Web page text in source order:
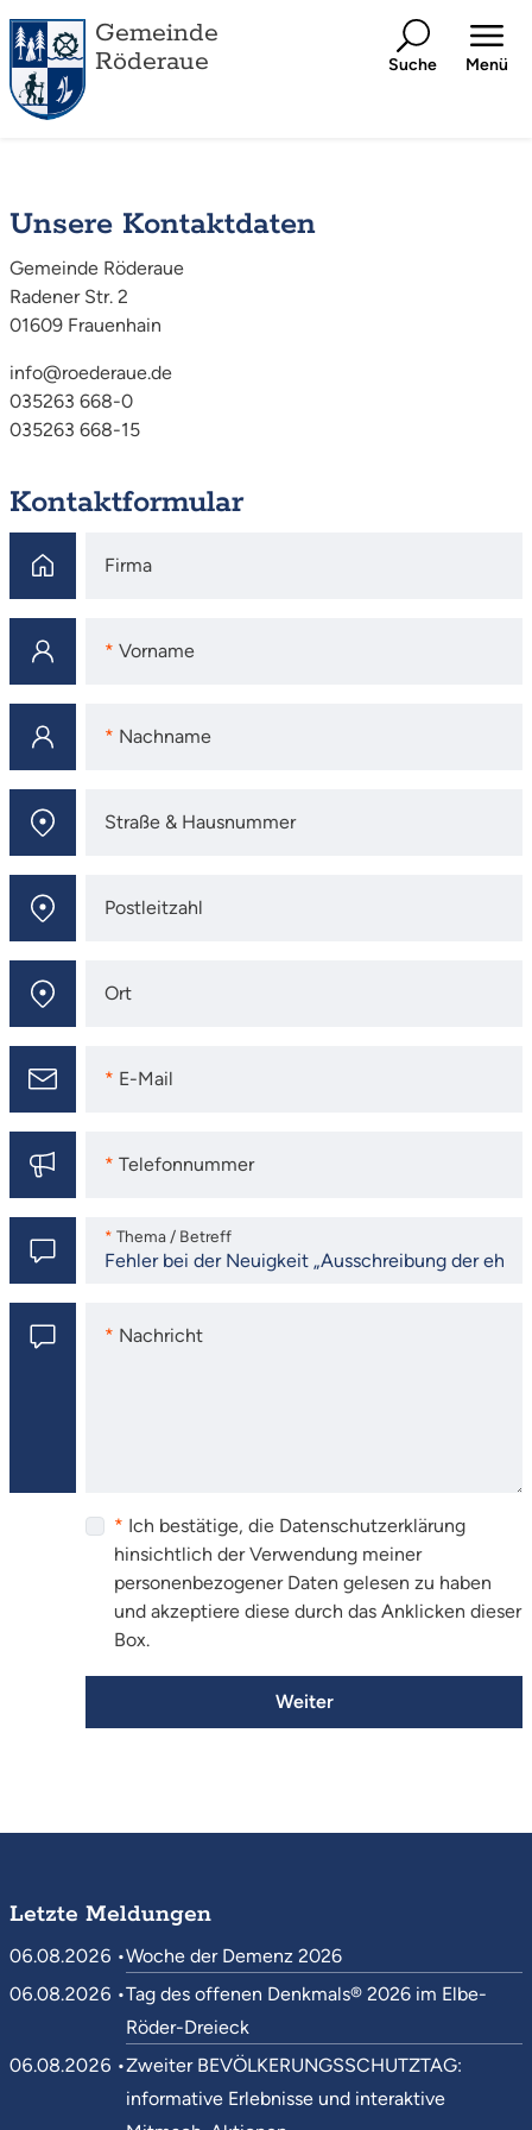
Gemeinde
Röderaue
Suche Menü
Unsere Kontaktdaten
Gemeinde Röderaue
Radener Str. 2
01609 Frauenhain
info@roederaue.de
035263 668-0
035263 668-15
Kontaktformular
Firma Firma
Vorname Vorname
Nachname Nachname
Straße & Hausnummer
Straße & Hausnummer
PostleitzahlPostleitzahl
Ort Ort
E-Mail E-Mail
TelefonnummerTelefonnummer
Thema / Betreff
Thema / Betreff
Nachricht Nachricht
Ich bestätige, die Datenschutzerklärung
hinsichtlich der Verwendung meiner
personenbezogener Daten gelesen zu haben
und akzeptiere diese durch das Anklicken dieser
Box.
Weiter
Letzte Meldungen
06.08.2026 •Woche der Demenz 2026
06.08.2026 •Tag des offenen Denkmals® 2026 im Elbe-
Röder-Dreieck
06.08.2026 •Zweiter BEVÖLKERUNGSSCHUTZTAG:
informative Erlebnisse und interaktive